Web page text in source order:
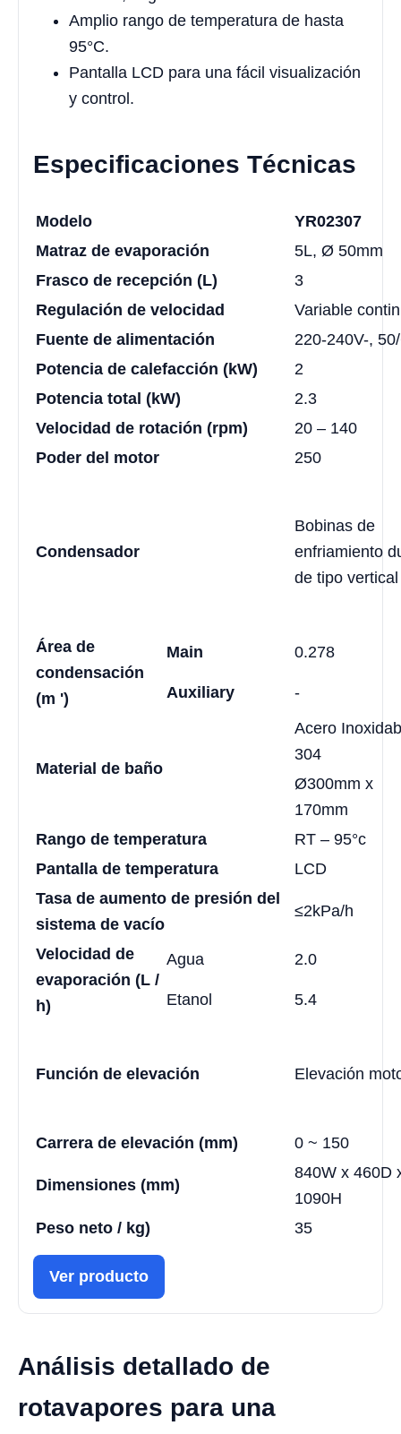
Amplio rango de temperatura de hasta
95°C.
Pantalla LCD para una fácil visualización
y control.
Especificaciones Técnicas
Modelo
YR02307
Matraz de evaporación
5L, Ø 50mm
Frasco de recepción (L)
3
Regulación de velocidad
Variable
Fuente de alimentación
220-240V-,
Potencia de calefacción (kW)
2
Potencia total (kW)
2.3
Velocidad de rotación (rpm)
20 – 140
Poder del motor
250
Condensador
Bobinas de
enfriamiento
de tipo vertical
Área de
condensación
(m ')
Main 0.278
Auxiliary -
Material de baño
Acero
304
Ø300mm x
170mm
Rango de temperatura
RT – 95°c
Pantalla de temperatura
LCD
Tasa de aumento de presión del
sistema de vacío
≤2kPa/h
Velocidad de
evaporación (L /
h)
Agua 2.0
Etanol 5.4
Función de elevación Elevación
Carrera de elevación (mm) 0 ~ 150
Dimensiones (mm)
840W x 460D
1090H
Peso neto / kg)
35
Ver producto
Análisis detallado de
rotavapores para una